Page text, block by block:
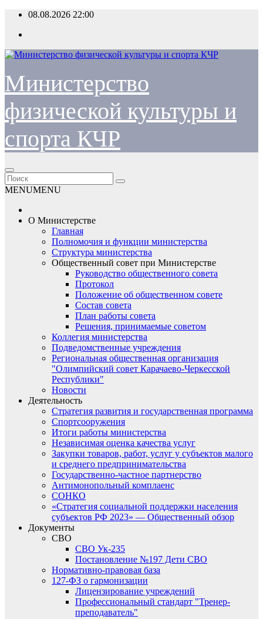
Перейти
содержимому
08.08.2026 22:00
Министерство
физической культуры и
спорта КЧР
MENUMENU
О Министерстве
Главная
Полномочия и функции министерства
Структура министерства
Общественный совет при Министерстве
Руководство общественного совета
Протокол
Положение об общественном совете
Состав совета
План работы совета
Решения, принимаемые советом
Коллегия министерства
Подведомственные учреждения
Региональная общественная организация
"Олимпийский совет Карачаево-Черкесской
Республики"
Новости
Деятельность
Стратегия развития и государственная программа
Спортсооружения
Итоги работы министерства
Независимая оценка качества услуг
Закупки товаров, работ, услуг у субъектов малого
и среднего предпринимательства
Государственно-частное партнерство
Антимонопольный комплаенс
СОНКО
«Стратегия социальной поддержки населения
субъектов РФ 2023» — Общественный обзор
Документы
СВО
СВО Ук-235
Постановление №197 Дети СВО
Нормативно-правовая база
127-ФЗ о гармонизации
Лицензирование учреждений
Профессиональный стандарт "Тренер-
преподаватель"